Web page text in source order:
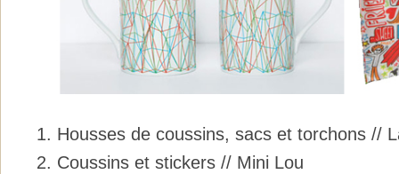
1. Housses de coussins, sacs et torchons //
2. Coussins et stickers // Mini Lou